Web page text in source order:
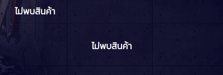
ไม่พบสินค้า
ไม่พบสินค้า